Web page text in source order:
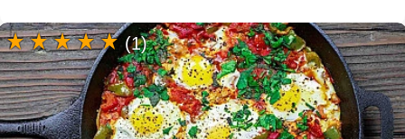
(1)